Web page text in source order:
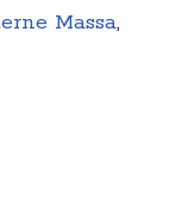
Massa,